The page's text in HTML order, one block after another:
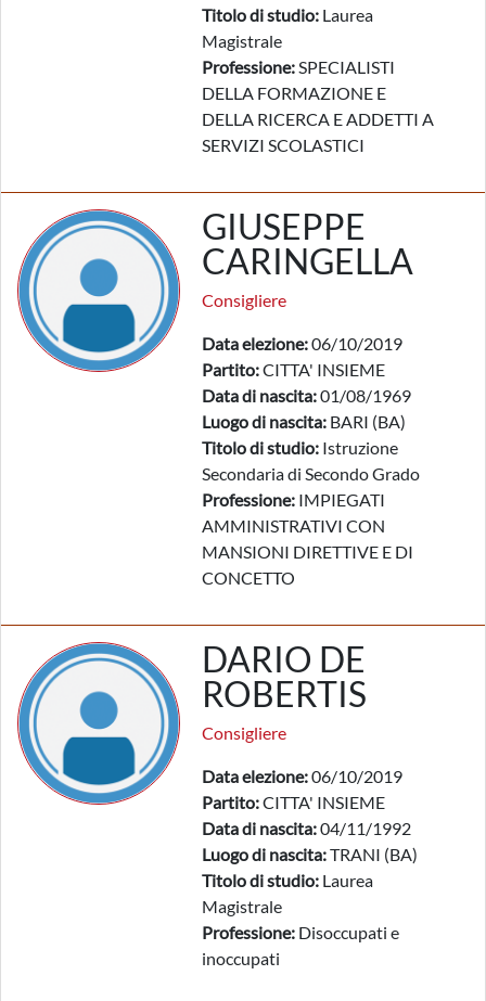
Titolo di studio: Laurea
Magistrale
Professione:SPECIALISTI
DELLA FORMAZIONE E
DELLA RICERCA E ADDETTI A
SERVIZI SCOLASTICI
GIUSEPPE
CARINGELLA
Consigliere
Data elezione:06/10/2019
Partito:CITTA' INSIEME
Data di nascita:01/08/1969
Luogo di nascita: BARI (BA)
Titolo di studio: Istruzione
Secondaria di Secondo Grado
Professione: IMPIEGATI
AMMINISTRATIVI CON
MANSIONI DIRETTIVE E DI
CONCETTO
DARIO DE
ROBERTIS
Consigliere
Data elezione:06/10/2019
Partito:CITTA' INSIEME
Data di nascita:04/11/1992
Luogo di nascita:TRANI (BA)
Titolo di studio: Laurea
Magistrale
Professione: Disoccupati e
inoccupati